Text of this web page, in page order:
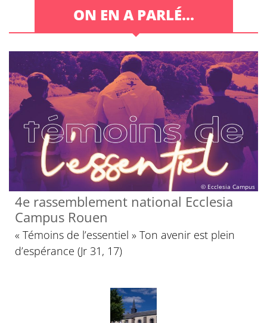
ON EN A PARLÉ...
© Ecclesia Campus
4e rassemblement national Ecclesia
Campus Rouen
« Témoins de l’essentiel » Ton avenir est plein
d’espérance (Jr 31, 17)